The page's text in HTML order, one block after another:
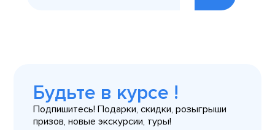
Будьте в курсе !
Подпишитесь! Подарки, скидки, розыгрыши
призов, новые экскурсии, туры!